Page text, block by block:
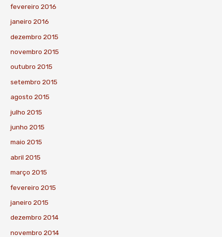
fevereiro 2016
janeiro 2016
dezembro 2015
novembro 2015
outubro 2015
setembro 2015
agosto 2015
julho 2015
junho 2015
maio 2015
abril 2015
março 2015
fevereiro 2015
janeiro 2015
dezembro 2014
novembro 2014